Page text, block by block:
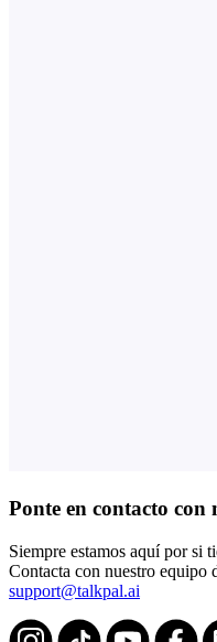
Ponte en contacto con
Siempre estamos aquí por si
Contacta con nuestro equipo
support@talkpal.ai